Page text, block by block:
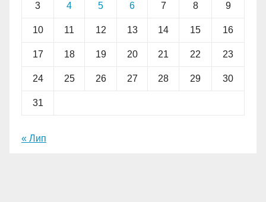
3 4 5 6 7 8 9
10 11 12 13 14 15 16
17 18 19 20 21 22 23
24 25 26 27 28 29 30
31
« Лип